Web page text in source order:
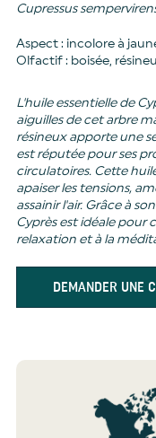
Cupressus
Aspect : incolore à
Olfactif : boisée,
L'huile essentielle de
aiguilles de cet arbre
résineux apporte une
est réputée pour ses
circulatoires. Cette
apaiser les tensions,
assainir l'air. Grâce à
Cyprès est idéale pour
relaxation et à la
DEMANDER UNE